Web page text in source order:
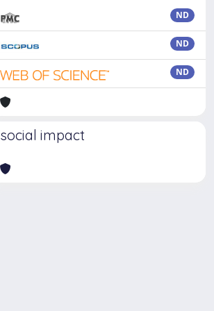
ND
ND
ND
social impact